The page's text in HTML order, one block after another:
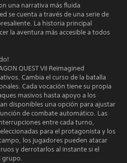
una narrativa más fluida
se cuenta a través de una serie de
La historia principal
la aventura más accesible a todos
QUEST VII Reimagined
Cambia el curso de la batalla
Cada vocación tiene su propia
masivos hasta apoyo a los
disponibles una opción para ajustar
de combate automático. Las
entre cada turno,
para el protagonista y los
los jugadores pueden atacar
y derrotarlos al instante si el
grupo.